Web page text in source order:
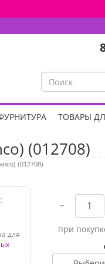
ТОВАРЫ
(012708)
(012708)
для
при